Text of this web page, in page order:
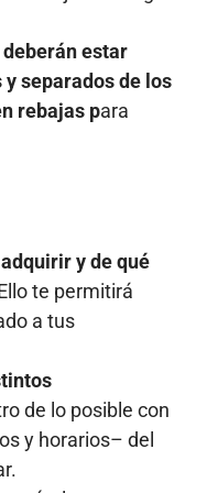
deberán estar
separados de los
rebajas para
y de qué
te permitirá
a tus
de lo posible con
y horarios– del